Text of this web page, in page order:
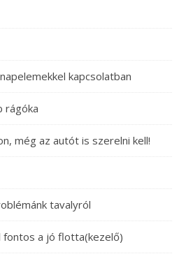
kapcsolatban
rágóka
még az autót is szerelni kell!
tavalyról
fontos a jó flotta(kezelő)